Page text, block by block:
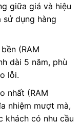
giữa giá và hiệu
dụng hàng
(RAM
dài 5 năm, phù
lỗi.
nhất (RAM
nhiệm mượt mà,
khách có nhu cầu